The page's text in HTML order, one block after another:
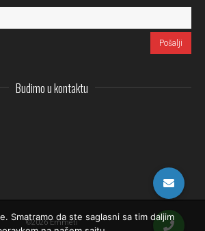
Budimo u kontaktu
©2026 Emmeti
Smatramo da ste saglasni sa tim daljim